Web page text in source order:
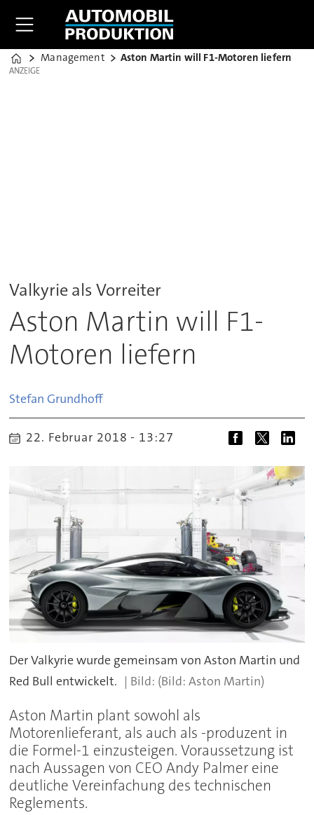
Home
Management Aston Martin will F1-Motoren liefern
ANZEIGE
ANZEIGE
Valkyrie als Vorreiter
Aston Martin will F1-
Motoren liefern
Stefan Grundhoff
22. Februar 2018 - 13:27
Der Valkyrie wurde gemeinsam von Aston Martin und
Red Bull entwickelt.
(Bild: Aston Martin)
Aston Martin plant sowohl als
Motorenlieferant, als auch als -produzent in
die Formel-1 einzusteigen. Voraussetzung ist
nach Aussagen von CEO Andy Palmer eine
deutliche Vereinfachung des technischen
Reglements.